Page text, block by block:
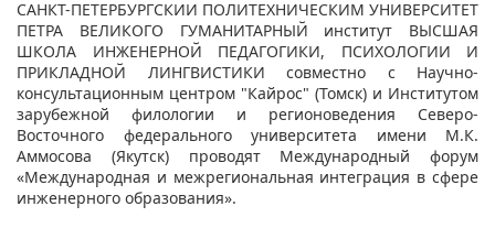
САНКТ-ПЕТЕРБУРГСКИИ ПОЛИТЕХНИЧЕСКИМ УНИВЕРСИТЕТ
ПЕТРА ВЕЛИКОГО ГУМАНИТАРНЫЙ институт ВЫСШАЯ
ШКОЛА ИНЖЕНЕРНОЙ ПЕДАГОГИКИ, ПСИХОЛОГИИ И
ПРИКЛАДНОЙ ЛИНГВИСТИКИ совместно с Научно-
консультационным центром "Кайрос" (Томск) и Институтом
зарубежной филологии и регионоведения Северо-
Восточного федерального университета имени М.К.
Аммосова (Якутск) проводят Международный форум
«Международная и межрегиональная интеграция в сфере
инженерного образования».